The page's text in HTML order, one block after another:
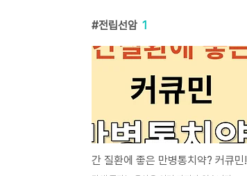
전립선암 1
간 질환에 좋은 만병통치약? 커큐민!